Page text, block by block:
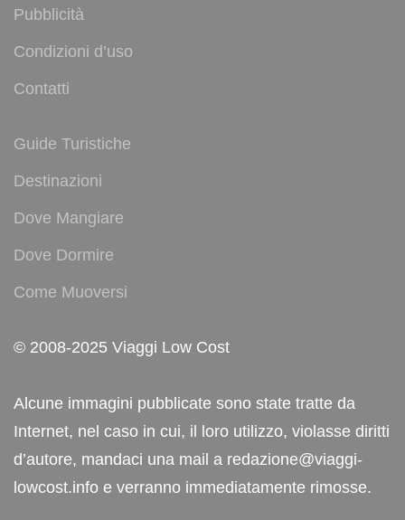
Pubblicità
Condizioni d’uso
Contatti
Guide Turistiche
Destinazioni
Dove Mangiare
Dove Dormire
Come Muoversi
© 2008-2025 Viaggi Low Cost
Alcune immagini pubblicate sono state tratte da
Internet, nel caso in cui, il loro utilizzo, violasse diritti
d’autore, mandaci una mail a redazione@viaggi-
lowcost.info e verranno immediatamente rimosse.